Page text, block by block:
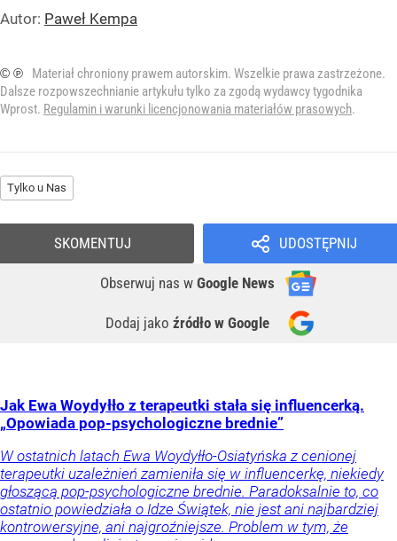
Autor: Paweł Kempa
© ℗
Materiał chroniony prawem autorskim. Wszelkie prawa zastrzeżone.
Dalsze rozpowszechnianie artykułu tylko za zgodą wydawcy tygodnika
Wprost. Regulamin i warunki licencjonowania materiałów prasowych.
Tylko u Nas
UDOSTĘPNIJ
Obserwuj nas w Google News
Dodaj jako źródło w Google
SKOMENTUJ
Jak Ewa Woydyłło z terapeutki stała się influencerką.
„Opowiada pop-psychologiczne brednie”
W ostatnich latach Ewa Woydyłło-Osiatyńska z cenionej
terapeutki uzależnień zamieniła się w influencerkę, niekiedy
głoszącą pop-psychologiczne brednie. Paradoksalnie to, co
ostatnio powiedziała o Idze Świątek, nie jest ani najbardziej
kontrowersyjne, ani najgroźniejsze. Problem w tym, że